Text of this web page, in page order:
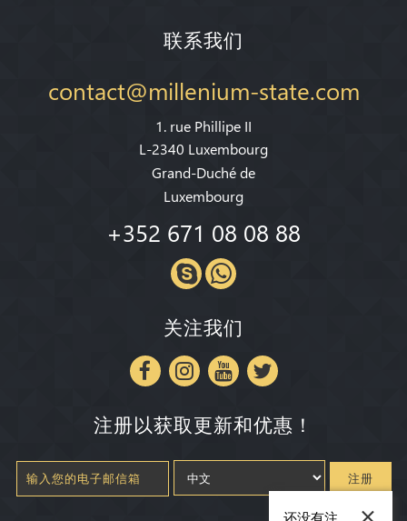
联系我们
contact@millenium-state.com
1. rue Phillipe II
L-2340 Luxembourg
Grand-Duché de
Luxembourg
+352 671 08 08 88
关注我们
注册以获取更新和优惠！
注册
×
还没有注